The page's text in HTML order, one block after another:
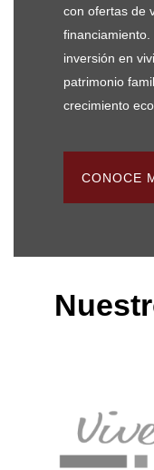
con ofertas de
inversión en
patrimonio
crecimiento
CONOCE